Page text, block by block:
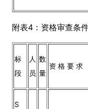
附表4：资格审查条
标
段
人
员
数
量
资 格 要 求
S